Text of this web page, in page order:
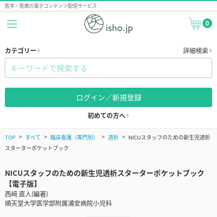
医学・医療の電子コンテンツ配信サービス
0
カテゴリー 詳細検索
ログイン／新規登録
初めての方へ
TOP すべて 臨床看護（専門別） 透析
NICUスタッフのための新生児透析
スターターポケットブック
NICUスタッフのための新生児透析スターターポケットブック
【電子版】
西﨑 直人(編著)
順天堂大学医学部附属浦安病院小児科